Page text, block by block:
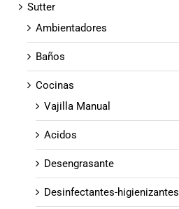
Sutter
Ambientadores
Baños
Cocinas
Vajilla Manual
Acidos
Desengrasante
Desinfectantes-higienizantes